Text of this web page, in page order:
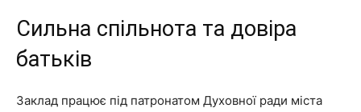
Сильна спільнота та довіра
батьків
Заклад працює під патронатом Духовної ради міста